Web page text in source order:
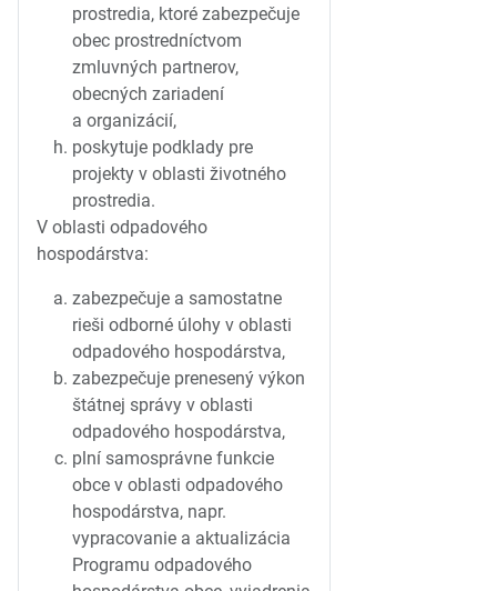
prostredia, ktoré zabezpečuje
obec prostredníctvom
zmluvných partnerov,
obecných zariadení
a organizácií,
poskytuje podklady pre
projekty v oblasti životného
prostredia.
V oblasti odpadového
hospodárstva:
zabezpečuje a samostatne
rieši odborné úlohy v oblasti
odpadového hospodárstva,
zabezpečuje prenesený výkon
štátnej správy v oblasti
odpadového hospodárstva,
plní samosprávne funkcie
obce v oblasti odpadového
hospodárstva, napr.
vypracovanie a aktualizácia
Programu odpadového